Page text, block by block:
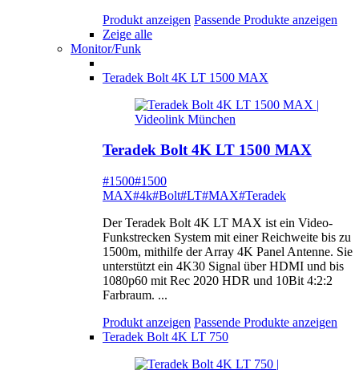
Produkt anzeigen Passende Produkte anzeigen
Zeige alle
Monitor/Funk
Teradek Bolt 4K LT 1500 MAX
Teradek Bolt 4K LT 1500 MAX
#1500#1500
MAX#4k#Bolt#LT#MAX#Teradek
Der Teradek Bolt 4K LT MAX ist ein Video-
Funkstrecken System mit einer Reichweite bis zu
1500m, mithilfe der Array 4K Panel Antenne. Sie
unterstützt ein 4K30 Signal über HDMI und bis
1080p60 mit Rec 2020 HDR und 10Bit 4:2:2
Farbraum. ...
Produkt anzeigen Passende Produkte anzeigen
Teradek Bolt 4K LT 750